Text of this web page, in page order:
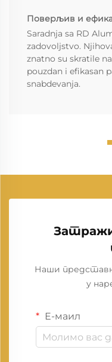
Поверљив и
Saradnja sa RD
zadovoljstvo.
znatno su skratile
pouzdan i efikasan
snabdevanja.
Наши
у
Е-маил